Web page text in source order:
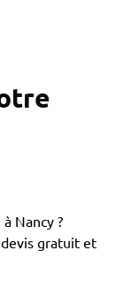
Nancy ?
gratuit et